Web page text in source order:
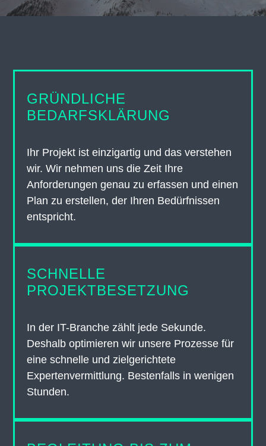
GRÜNDLICHE
BEDARFSKLÄRUNG
Ihr Projekt ist einzigartig und das verstehen
wir. Wir nehmen uns die Zeit Ihre
Anforderungen genau zu erfassen und einen
Plan zu erstellen, der Ihren Bedürfnissen
entspricht.
SCHNELLE
PROJEKTBESETZUNG
In der IT-Branche zählt jede Sekunde.
Deshalb optimieren wir unsere Prozesse für
eine schnelle und zielgerichtete
Expertenvermittlung. Bestenfalls in wenigen
Stunden.